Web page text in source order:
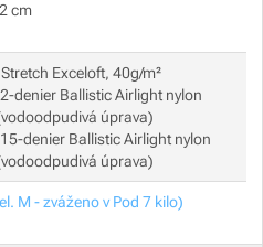
cm
Exceloft, 40g/m²
denier Ballistic Airlight nylon
úprava)
denier Ballistic Airlight nylon
úprava)
M - zváženo v Pod 7 kilo)